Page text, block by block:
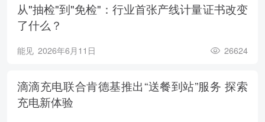
从"抽检"到"免检"：行业首张产线计量证书改变
了什么？
能见 2026年6月11日 26624
滴滴充电联合肯德基推出“送餐到站”服务 探索
充电新体验